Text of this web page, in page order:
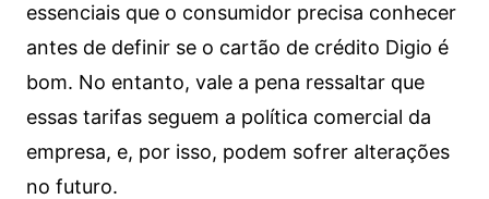
essenciais que o consumidor precisa conhecer
antes de definir se o cartão de crédito Digio é
bom. No entanto, vale a pena ressaltar que
essas tarifas seguem a política comercial da
empresa, e, por isso, podem sofrer alterações
no futuro.